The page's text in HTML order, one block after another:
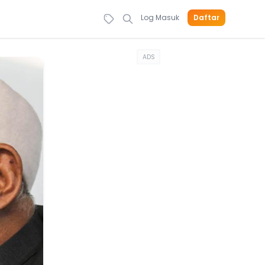
Log Masuk Daftar
ADS